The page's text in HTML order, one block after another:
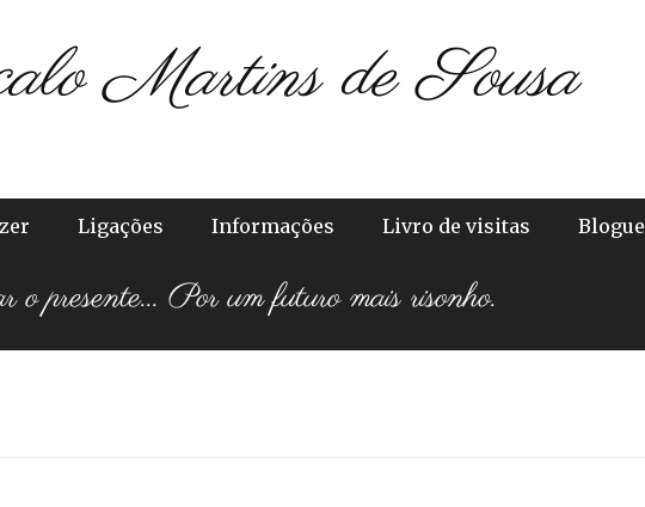
Martins de Sousa
Ligações Informações Livro de visitas Blogue
presente... Por um futuro mais risonho.